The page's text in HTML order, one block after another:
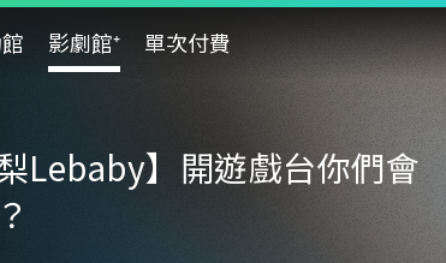
影劇館⁺ 單次付費
梨Lebaby】開遊戲台你們會